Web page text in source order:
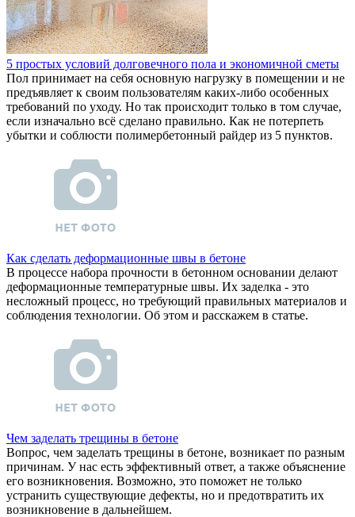
5 простых условий долговечного пола и экономичной сметы
Пол принимает на себя основную нагрузку в помещении и не
предъявляет к своим пользователям каких-либо особенных
требований по уходу. Но так происходит только в том случае,
если изначально всё сделано правильно. Как не потерпеть
убытки и соблюсти полимербетонный райдер из 5 пунктов.
Как сделать деформационные швы в бетоне
В процессе набора прочности в бетонном основании делают
деформационные температурные швы. Их заделка - это
несложный процесс, но требующий правильных материалов и
соблюдения технологии. Об этом и расскажем в статье.
Чем заделать трещины в бетоне
Вопрос, чем заделать трещины в бетоне, возникает по разным
причинам. У нас есть эффективный ответ, а также объяснение
его возникновения. Возможно, это поможет не только
устранить существующие дефекты, но и предотвратить их
возникновение в дальнейшем.